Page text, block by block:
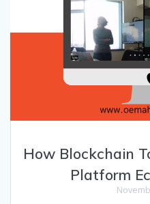
How Blockchain
Platform